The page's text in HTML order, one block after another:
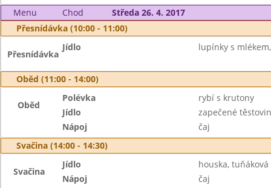
Menu
Chod
Středa 26. 4. 2017
Přesnídávka (10:00 - 11:00)
Přesnídávka
Jídlo lupínky s
Oběd (11:00 - 14:00)
Oběd
Polévka
rybí s krutony
Jídlo
zapečené
Nápoj
čaj
Svačina (14:00 - 14:30)
Svačina
Jídlo
houska,
Nápoj
čaj